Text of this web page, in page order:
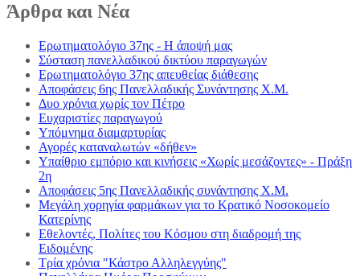
Άρθρα και Νέα
Ερωτηματολόγιο 37ης - Η άποψή μας
Σύσταση πανελλαδικού δικτύου παραγωγών
Ερωτηματολόγιο 37ης απευθείας διάθεσης
Αποφάσεις 6ης Πανελλαδικής Συνάντησης Χ.Μ.
Δυο χρόνια χωρίς τον Πέτρο
Ευχαριστίες παραγωγού
Υπόμνημα διαμαρτυρίας
Αγορές καταναλωτών «δήθεν»
Υπαίθριο εμπόριο και κινήσεις «Χωρίς μεσάζοντες» - Πράξη
2η
Αποφάσεις 5ης Πανελλαδικής συνάντησης Χ.Μ.
Μεγάλη χορηγία φαρμάκων για το Κρατικό Νοσοκομείο
Κατερίνης
Εθελοντές, Πολίτες του Κόσμου στη διαδρομή της
Ειδομένης
Τρία χρόνια "Κάστρο Αλληλεγγύης"